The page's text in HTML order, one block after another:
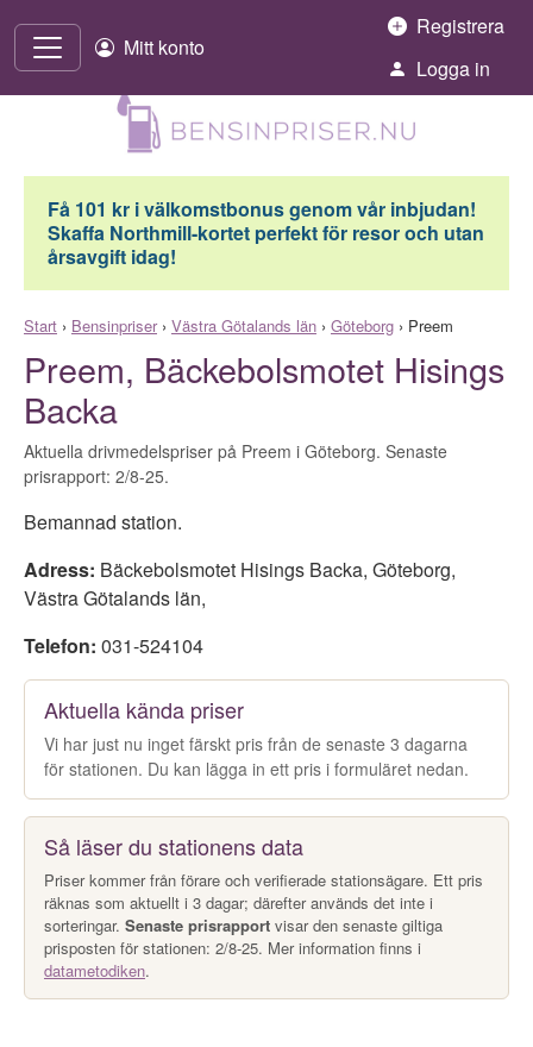
Mitt konto
Registrera
Logga in
Få 101 kr i välkomstbonus genom vår inbjudan!
Skaffa Northmill-kortet perfekt för resor och utan
årsavgift idag!
Start › Bensinpriser› Västra Götalands län › Göteborg › Preem
Preem, Bäckebolsmotet Hisings
Backa
Aktuella drivmedelspriser på Preem i Göteborg. Senaste
prisrapport: 2/8-25.
Bemannad station.
Adress: Bäckebolsmotet Hisings Backa, Göteborg,
Västra Götalands län,
Telefon: 031-524104
Aktuella kända priser
Vi har just nu inget färskt pris från de senaste 3 dagarna
för stationen. Du kan lägga in ett pris i formuläret nedan.
Så läser du stationens data
Priser kommer från förare och verifierade stationsägare. Ett pris
räknas som aktuellt i 3 dagar; därefter används det inte i
sorteringar. Senaste prisrapport visar den senaste giltiga
prisposten för stationen: 2/8-25. Mer information finns i
datametodiken.